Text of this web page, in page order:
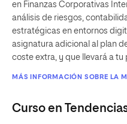
en Finanzas Corporativas
análisis de riesgos,
estratégicas en entornos
asignatura adicional al plan
coste extra, y que llevará a tu
MÁS INFORMACIÓN SOBRE LA
Curso en